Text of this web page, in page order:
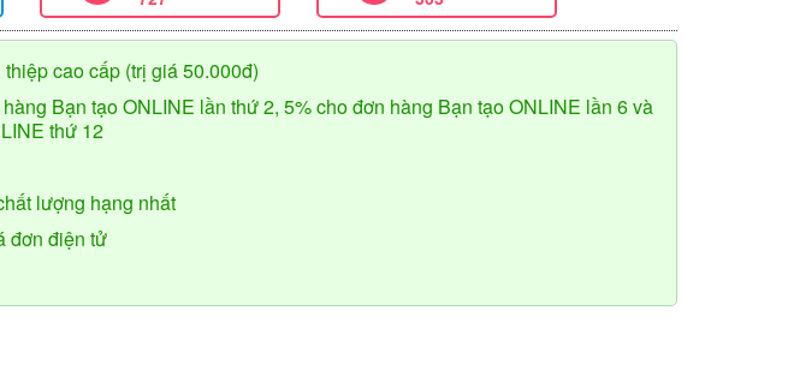
cao cấp (trị giá 50.000đ)
Bạn tạo ONLINE lần thứ 2, 5% cho đơn hàng Bạn tạo ONLINE lần 6 và
thứ 12
lượng hạng nhất
đơn điện tử